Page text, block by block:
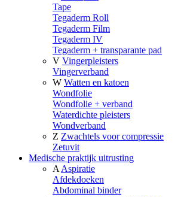
Tape
Tegaderm Roll
Tegaderm Film
Tegaderm IV
Tegaderm + transparante pad
V Vingerpleisters
Vingerverband
W Watten en katoen
Wondfolie
Wondfolie + verband
Waterdichte pleisters
Wondverband
Z Zwachtels voor compressie
Zetuvit
Medische praktijk uitrusting
A Aspiratie
Afdekdoeken
Abdominal binder